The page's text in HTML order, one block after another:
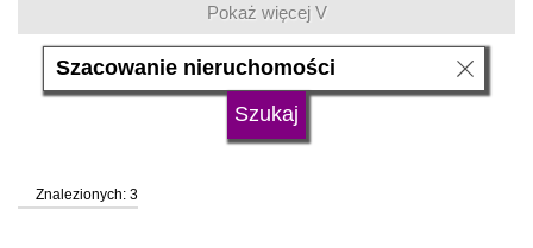
język
status uczelni
Pokaż więcej V
Znalezionych: 3